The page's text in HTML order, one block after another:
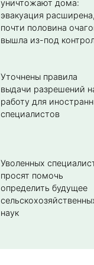
уничтожают дома:
эвакуация расширена,
почти половина
вышла из-под
Уточнены правила
выдачи разрешений
работу для
специалистов
Уволенных
просят помочь
определить будущее
наук